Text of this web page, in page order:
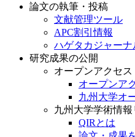
論文の執筆・投稿
文献管理ツール
APC割引情報
ハゲタカジャーナ
研究成果の公開
オープンアクセス
オープンア
九州大学オ
九州大学学術情報
QIRとは